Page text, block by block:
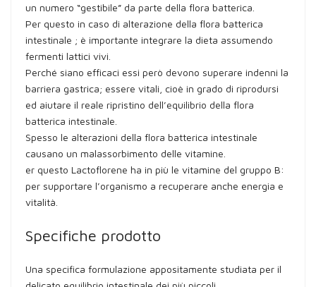
un numero “gestibile” da parte della flora batterica.
Per questo in caso di alterazione della flora batterica
intestinale ; è importante integrare la dieta assumendo
fermenti lattici vivi.
Perché siano efficaci essi però devono superare indenni la
barriera gastrica; essere vitali, cioè in grado di riprodursi
ed aiutare il reale ripristino dell’equilibrio della flora
batterica intestinale.
Spesso le alterazioni della flora batterica intestinale
causano un malassorbimento delle vitamine.
er questo Lactoflorene ha in più le vitamine del gruppo B:
per supportare l’organismo a recuperare anche energia e
vitalità.
Specifiche prodotto
Una specifica formulazione appositamente studiata per il